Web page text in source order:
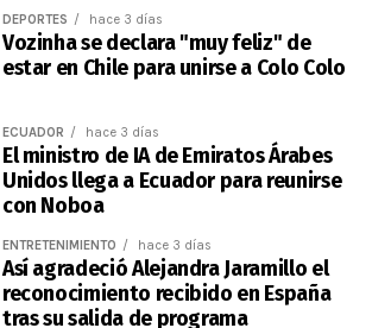
DEPORTES hace 3 días
Vozinha se declara "muy feliz" de
estar en Chile para unirse a Colo Colo
ECUADOR hace 3 días
El ministro de IA de Emiratos Árabes
Unidos llega a Ecuador para reunirse
con Noboa
ENTRETENIMIENTO hace 3 días
Así agradeció Alejandra Jaramillo el
reconocimiento recibido en España
tras su salida de programa